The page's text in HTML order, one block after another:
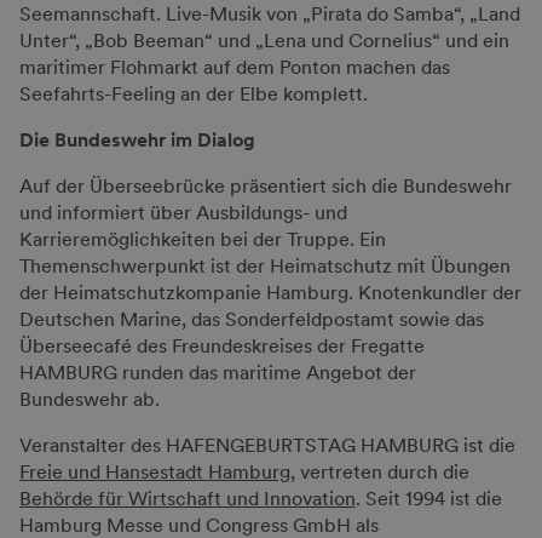
Seemannschaft. Live-Musik von „Pirata do Samba“, „Land
Unter“, „Bob Beeman“ und „Lena und Cornelius“ und ein
maritimer Flohmarkt auf dem Ponton machen das
Seefahrts-Feeling an der Elbe komplett.
Die Bundeswehr im Dialog
Auf der Überseebrücke präsentiert sich die Bundeswehr
und informiert über Ausbildungs- und
Karrieremöglichkeiten bei der Truppe. Ein
Themenschwerpunkt ist der Heimatschutz mit Übungen
der Heimatschutzkompanie Hamburg. Knotenkundler der
Deutschen Marine, das Sonderfeldpostamt sowie das
Überseecafé des Freundeskreises der Fregatte
HAMBURG runden das maritime Angebot der
Bundeswehr ab.
Veranstalter des HAFENGEBURTSTAG HAMBURG ist die
Freie und Hansestadt Hamburg, vertreten durch die
Behörde für Wirtschaft und Innovation. Seit 1994 ist die
Hamburg Messe und Congress GmbH als